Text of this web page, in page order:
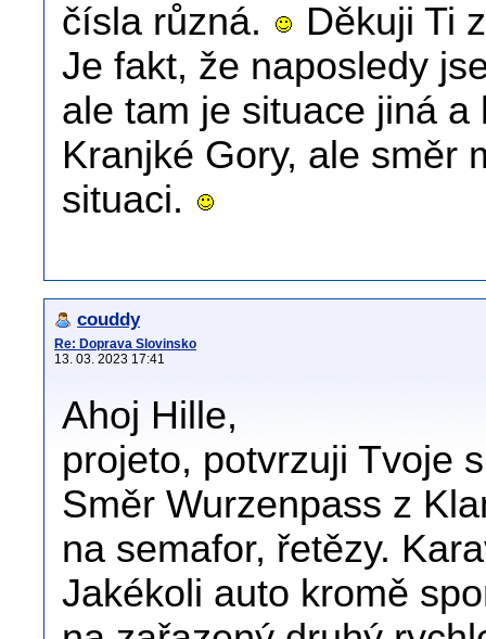
čísla různá.
Děkuji Ti
Je fakt, že naposledy
ale tam je situace jiná
Kranjké Gory, ale směr
situaci.
couddy
Re: Doprava Slovinsko
13. 03. 2023 17:41
Ahoj Hille,
projeto, potvrzuji Tvoje
Směr Wurzenpass z
na semafor, řetězy.
Jakékoli auto kromě